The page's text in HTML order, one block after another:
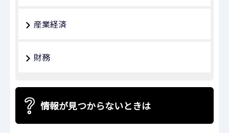
産業経済
財務
情報が見つからないときは